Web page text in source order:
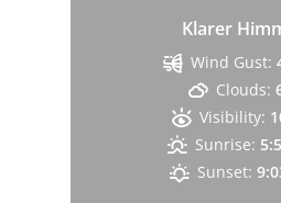
Klarer
Wind Gust:
Clouds:
Visibility:
Sunrise:
Sunset: